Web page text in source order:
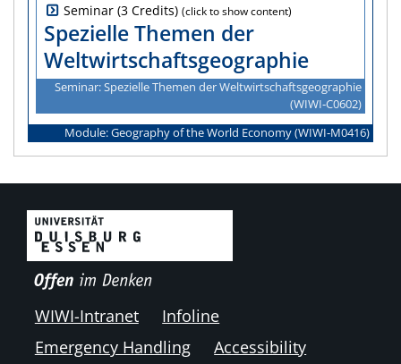
Seminar (3 Credits)
Spezielle Themen der
Weltwirtschaftsgeographie
Seminar: Spezielle Themen der Weltwirtschaftsgeographie
(WIWI‑C0602)
Module: Geography of the World Economy (WIWI‑M0416)
WIWI-Intranet
Infoline
Emergency Handling
Accessibility